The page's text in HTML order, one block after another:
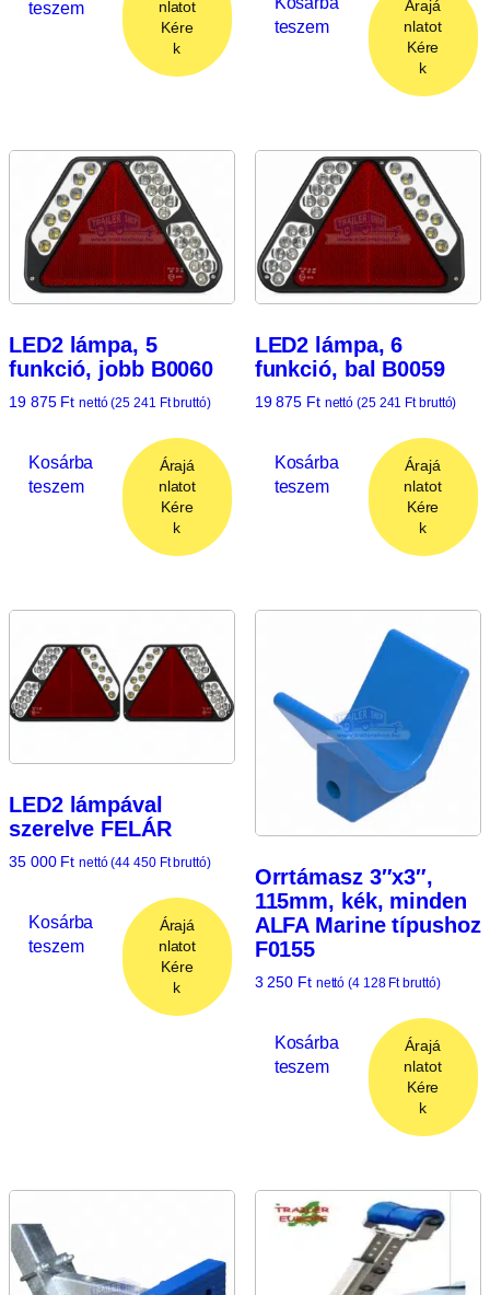
teszem
nlatot
Kére
k
teszem
Árajá
nlatot
Kére
k
LED2 lámpa, 5
funkció, jobb B0060
19 875 Ft nettó (25 241 Ftbruttó)
Kosárba
teszem
Árajá
nlatot
Kére
k
LED2 lámpa, 6
funkció, bal B0059
19 875 Ft nettó (25 241 Ftbruttó)
Kosárba
teszem
Árajá
nlatot
Kére
k
LED2 lámpával
szerelve FELÁR
35 000 Ft nettó (44 450 Ftbruttó)
Kosárba
teszem
Árajá
nlatot
Kére
k
Orrtámasz 3″x3″,
115mm, kék, minden
ALFA Marine típushoz
F0155
3 250 Ft nettó (4 128 Ftbruttó)
Kosárba
teszem
Árajá
nlatot
Kére
k